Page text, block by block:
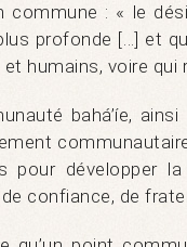
commune : « le
profonde […] et
humains, voire qui
bahá’íe,
pour développer
confiance, de